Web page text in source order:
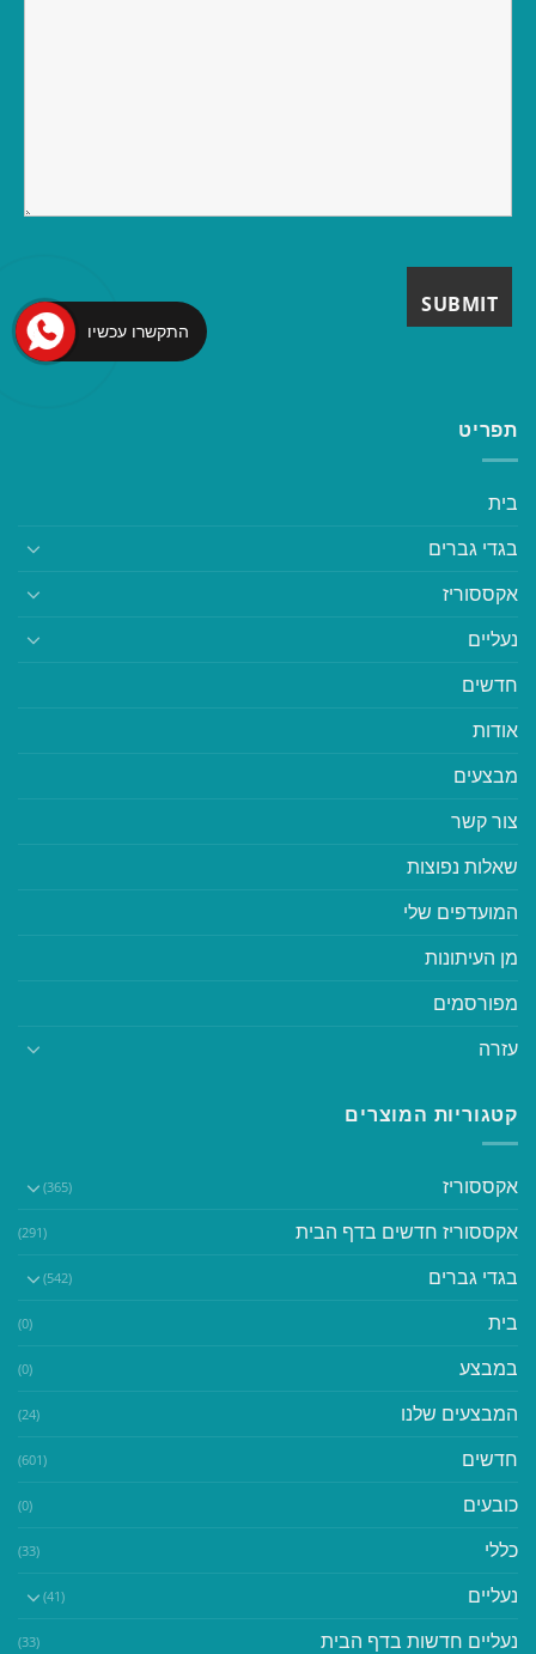
תפריט
בית
בגדי גברים
אקססוריז
נעליים
חדשים
אודות
מבצעים
צור קשר
שאלות נפוצות
המועדפים שלי
מן העיתונות
מפורסמים
עזרה
קטגוריות המוצרים
אקססוריז (365)
אקססוריז חדשים בדף הבית (291)
בגדי גברים (542)
בית (0)
במבצע (0)
המבצעים שלנו (24)
חדשים (601)
כובעים (0)
כללי (33)
נעליים (41)
נעליים חדשות בדף הבית (33)
התקשרו עכשיו